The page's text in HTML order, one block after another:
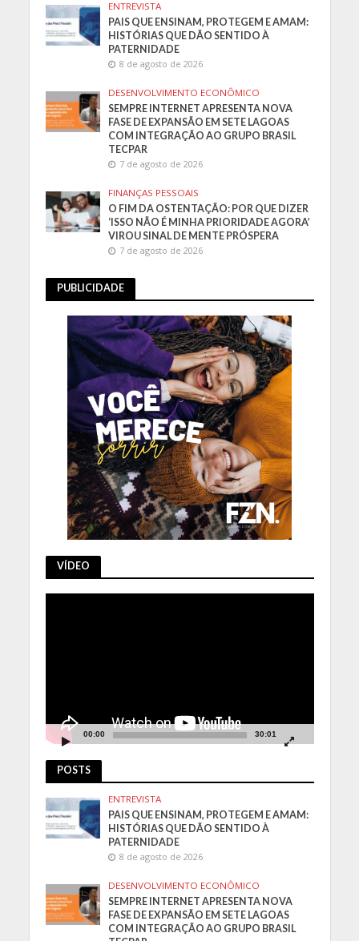
ENTREVISTA
PAIS QUE ENSINAM, PROTEGEM E AMAM:
HISTÓRIAS QUE DÃO SENTIDO À
PATERNIDADE
8 de agosto de 2026
DESENVOLVIMENTO ECONÔMICO
SEMPRE INTERNET APRESENTA NOVA
FASE DE EXPANSÃO EM SETE LAGOAS
COM INTEGRAÇÃO AO GRUPO BRASIL
TECPAR
7 de agosto de 2026
FINANÇAS PESSOAIS
O FIM DA OSTENTAÇÃO: POR QUE DIZER
‘ISSO NÃO É MINHA PRIORIDADE AGORA’
VIROU SINAL DE MENTE PRÓSPERA
7 de agosto de 2026
PUBLICIDADE
VÍDEO
00:00 30:01
POSTS
ENTREVISTA
PAIS QUE ENSINAM, PROTEGEM E AMAM:
HISTÓRIAS QUE DÃO SENTIDO À
PATERNIDADE
8 de agosto de 2026
DESENVOLVIMENTO ECONÔMICO
SEMPRE INTERNET APRESENTA NOVA
FASE DE EXPANSÃO EM SETE LAGOAS
COM INTEGRAÇÃO AO GRUPO BRASIL